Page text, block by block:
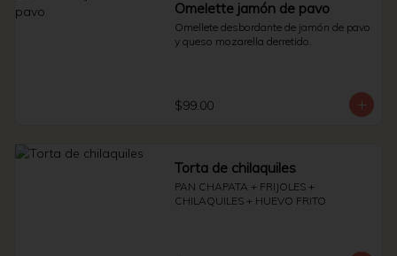
Omelette jamón de pavo
Omellete desbordante de jamón de pavo
y queso mozarella derretido.
$99.00
Torta de chilaquiles
PAN CHAPATA + FRIJOLES +
CHILAQUILES + HUEVO FRITO